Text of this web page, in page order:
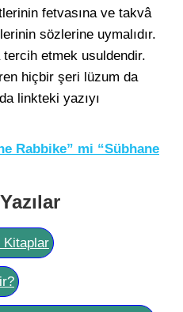
fetvasına ve takvâ
sözlerine uymalıdır.
tercih etmek usuldendir.
hiçbir şeri lüzum da
linkteki yazıyı
Rabbike” mi “Sübhane
Kitaplar